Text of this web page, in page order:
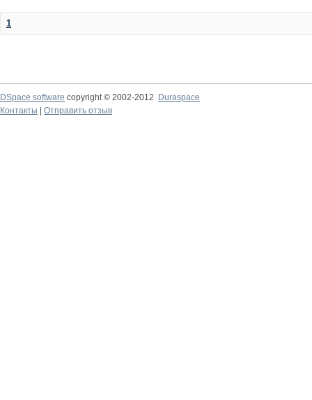
1
DSpace software copyright © 2002-2012
Duraspace
Контакты
Отправить отзыв